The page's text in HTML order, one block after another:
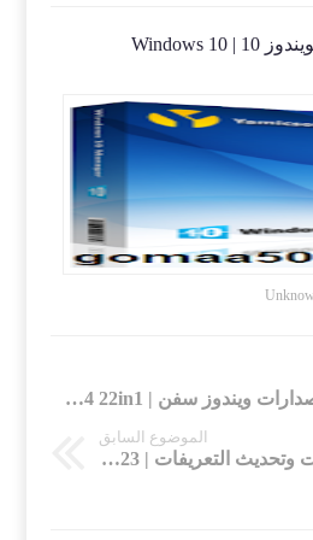
أداة إصلاح وتنظيف الويندوز 10 | Windows 10
افضل تجميعة لإصدارات ويندوز سفن | Windows 7 Aio x86-x64 22in1 | سبتمبر 2019
الموضوع السابق
افضل برنامج في تثبيت وتحديث التعريفات | DriverMax Pro 11.14.0.23